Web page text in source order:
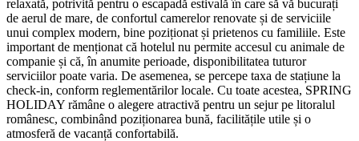
relaxată, potrivită pentru o escapadă estivală în care să vă bucurați
de aerul de mare, de confortul camerelor renovate și de serviciile
unui complex modern, bine poziționat și prietenos cu familiile. Este
important de menționat că hotelul nu permite accesul cu animale de
companie și că, în anumite perioade, disponibilitatea tuturor
serviciilor poate varia. De asemenea, se percepe taxa de stațiune la
check-in, conform reglementărilor locale. Cu toate acestea, SPRING
HOLIDAY rămâne o alegere atractivă pentru un sejur pe litoralul
românesc, combinând poziționarea bună, facilitățile utile și o
atmosferă de vacanță confortabilă.